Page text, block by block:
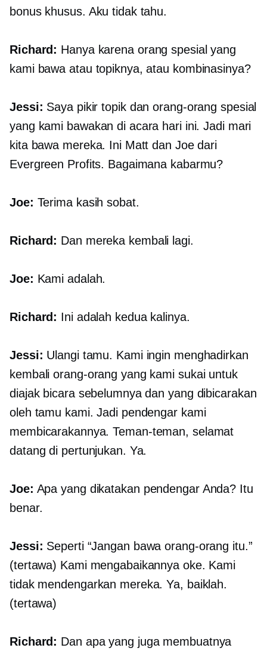
bonus khusus. Aku tidak tahu.
Richard: Hanya karena orang spesial yang
kami bawa atau topiknya, atau kombinasinya?
Jessi: Saya pikir topik dan orang-orang spesial
yang kami bawakan di acara hari ini. Jadi mari
kita bawa mereka. Ini Matt dan Joe dari
Evergreen Profits. Bagaimana kabarmu?
Joe: Terima kasih sobat.
Richard: Dan mereka kembali lagi.
Joe: Kami adalah.
Richard: Ini adalah kedua kalinya.
Jessi: Ulangi tamu. Kami ingin menghadirkan
kembali orang-orang yang kami sukai untuk
diajak bicara sebelumnya dan yang dibicarakan
oleh tamu kami. Jadi pendengar kami
membicarakannya. Teman-teman, selamat
datang di pertunjukan. Ya.
Joe: Apa yang dikatakan pendengar Anda? Itu
benar.
Jessi: Seperti “Jangan bawa orang-orang itu.”
(tertawa) Kami mengabaikannya oke. Kami
tidak mendengarkan mereka. Ya, baiklah.
(tertawa)
Richard: Dan apa yang juga membuatnya